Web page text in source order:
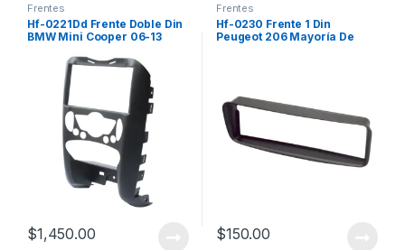
Frentes
Hf-0221Dd Frente Doble Din
BMW Mini Cooper 06-13
$1,450.00
Frentes
Hf-0230 Frente 1 Din
Peugeot 206 Mayoría De
$150.00